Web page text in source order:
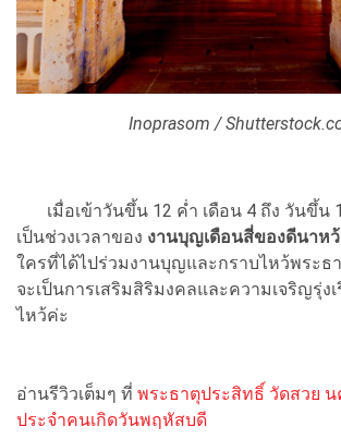
Inoprasom /
เมื่อเข้าวันขึ้น 12 ค่ำ เดือน 4 ถึง วันขึ้น
เป็นช่วงเวลาของ งานบุญเดือนสี่ของดีนาห
ใครที่ได้ไปร่วมงานบุญและกราบไหว้พระธ
จะเป็นการเสริมสิริมงคลและความเจริญรุ่ง
ไหว้ค่ะ
อ่านรีวิวเต็มๆ ที่ พระธาตุประสิทธิ์ วัดสวย
ประจำคนเกิดวันพฤหัสบดี